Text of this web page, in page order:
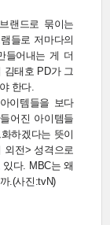
랜드로 묶이는
들로 저마다의
들어내는 게 더
태호 PD가 그
한다.
이템들을 보다
어진 아이템들
하겠다는 뜻이
외전> 성격으로
다. MBC는 왜
.(사진:tvN)